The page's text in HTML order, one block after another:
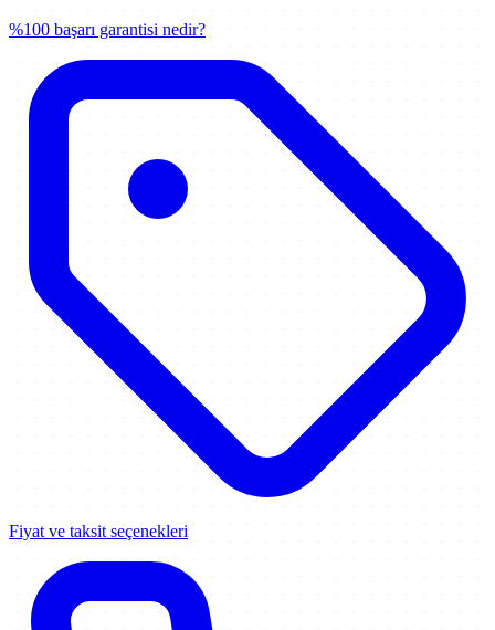
%100 başarı garantisi nedir?
Fiyat ve taksit seçenekleri